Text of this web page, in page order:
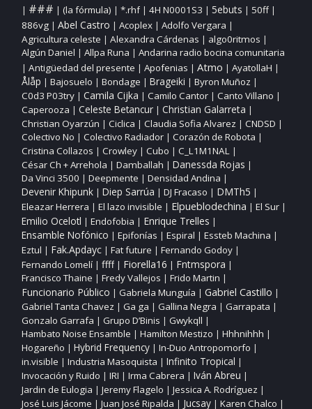
| ### | (la fórmula) | *.rhf| 4H N0001S3 | 5ebuts | 50ff|
886vg| Abel Castro | Acoplex| Adolfo Vergara |
Agricultura celeste | Alexandra Cárdenas | algo0ritmos |
Algún Daniel | Allpa Runa | Andarina radio bocina comunitaria
| Antigüedad del presente | Apofenias | Atmo | AyatollaH |
Ålåp | Bajosuelo | Bondage | Brageiki | Byron Muñoz |
C0d3 P03try| Camila Cijka | Camilo Cantor| Canto Villano |
Caperooza | Celeste Betancur| Christian Galarreta |
Christian Oyarzún | Ciclica | Claudia Sofia Alvarez | CNDSD |
Colectivo No | Colectivo Radiador| Corazón de Robota |
Cristina Collazos | Crowley| Cubo | C_L1M1NAL |
César Ch + Arrehola | Damballah | Danessda Rojas |
Da Vinci 3500 | Deepmente | Densidad Andina |
Devenir Khipunk| Diep Sarrúa | DJ Fracaso | DMTh5 |
Eleazar Herrera | El lazo invisible | Elpueblodechina | El Sur|
Emilio Ocelotl | Endofobia | Enrique Trelles |
Ensamble Nofónico | Epifonías | Espiral | Essteb Machina |
Eztul | Fak.Apdayc| Fat future | Fernando Godoy|
Fernando Lomelí| ffff| Fiorella16 | Fntmspora |
Francisco Thaine | Fredy Vallejos | Frido Martin |
Funcionario Público | Gabriela Munguía | Gabriel Castillo |
Gabriel Tanta Chavez | Ga ga | Gallina Negra | Garrapata |
Gonzalo Garrafa | Grupo D’Binis | Gwykqll |
Hambato Noise Ensamble | Hamilton Mestizo | Hhhnihhh |
Hogareño | Hybrid Frequency| In‑Duo Antropomorfo |
in.visible | Industria Masoquista | Infinito Tropical |
Invocación y Ruido | IRI | Irma Cabrera | Iván Abreu |
Jardin de Eulogia | Jeremy Flagelo | Jessica A. Rodríguez |
José Luis Jácome | Juan José Ripalda | Jucsay| Karen Chalco |